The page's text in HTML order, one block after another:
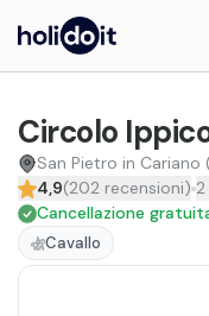
Circolo
San Pietro in Cariano
4,9(202 recensioni) 2
Cancellazione
Cavallo